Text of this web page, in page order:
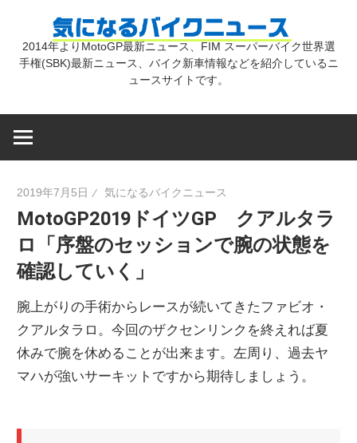
気
バ
ク
ニ
2014年よりMotoGP最新ニュース、FIM スーパーバイク世界選
手権(SBK)最新ニュース、バイク新車情報などを紹介しているニ
ュースサイトです。
2019年7月5日 気になるバイクニュース
MotoGP2019ドイツGP クアルタラ
ロ「序盤のセッションで腕の状態を
確認していく」
腕上がりの手術からレースが続いてきたファビオ・
クアルタラロ。今回のザクセンリンクを終えれば夏
休みで腕を休めることが出来ます。左周り、過去ヤ
マハが強いサーキットですから期待しましょう。